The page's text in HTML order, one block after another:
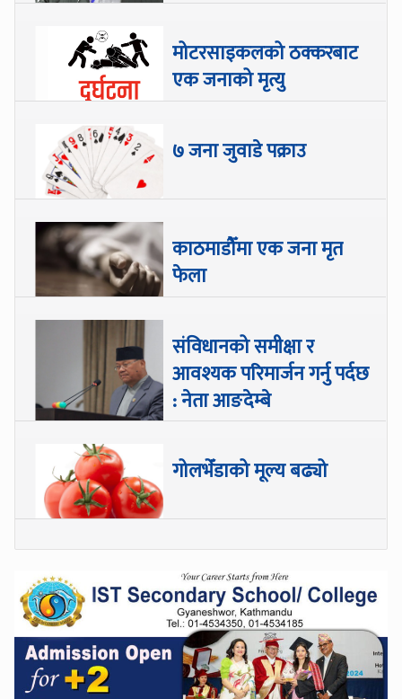
मोटरसाइकलको ठक्करबाट
एक जनाको मृत्यु
७ जना जुवाडे पक्राउ
काठमाडौँमा एक जना मृत
फेला
संविधानको समीक्षा र
आवश्यक परिमार्जन गर्नु पर्दछ
: नेता आङदेम्बे
गोलभेँडाको मूल्य बढ्यो